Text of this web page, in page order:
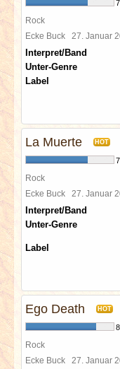
Rock
Ecke Buck 27. Januar
Interpret/Band
Unter-Genre
Label
La Muerte HOT
Rock
Ecke Buck 27. Januar
Interpret/Band
Unter-Genre
Label
Ego Death HOT
Rock
Ecke Buck 27. Januar